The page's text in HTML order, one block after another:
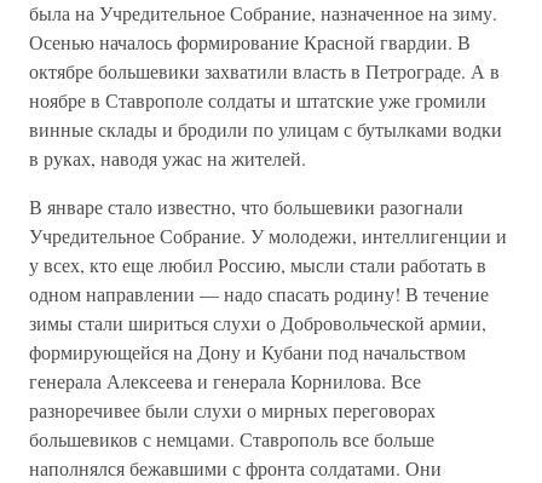
была на Учредительное Собрание, назначенное на зиму.
Осенью началось формирование Красной гвардии. В
октябре большевики захватили власть в Петрограде. А в
ноябре в Ставрополе солдаты и штатские уже громили
винные склады и бродили по улицам с бутылками водки
в руках, наводя ужас на жителей.
В январе стало известно, что большевики разогнали
Учредительное Собрание. У молодежи, интеллигенции и
у всех, кто еще любил Россию, мысли стали работать в
одном направлении — надо спасать родину! В течение
зимы стали шириться слухи о Добровольческой армии,
формирующейся на Дону и Кубани под начальством
генерала Алексеева и генерала Корнилова. Все
разноречивее были слухи о мирных переговорах
большевиков с немцами. Ставрополь все больше
наполнялся бежавшими с фронта солдатами. Они